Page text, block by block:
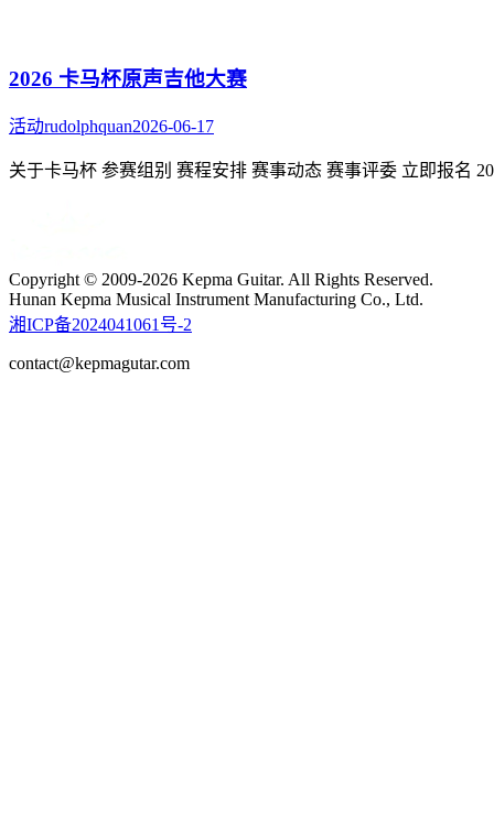
2026 卡马杯原声吉他大赛
活动rudolphquan2026-06-17
关于卡马杯 参赛组别 赛程安排 赛事动态 赛事评委 立即报名
Copyright © 2009-2026 Kepma Guitar. All Rights Reserved.
Hunan Kepma Musical Instrument Manufacturing Co., Ltd.
湘ICP备2024041061号-2
contact@kepmagutar.com